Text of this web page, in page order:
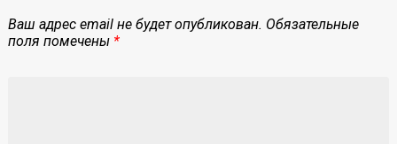
Ваш адрес email не будет опубликован. Обязательные
поля помечены *